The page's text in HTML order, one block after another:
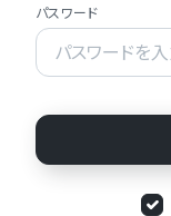
パスワード